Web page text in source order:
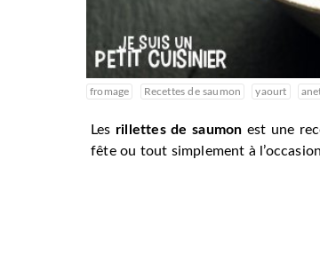
fromage Recettes de saumon yaourt
Les rillettes de saumon est une
fête ou tout simplement à